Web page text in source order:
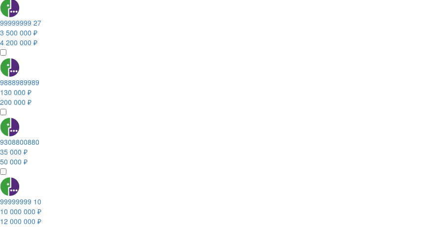
99999999 27
3 500 000 ₽
4 200 000 ₽
9888989989
130 000 ₽
200 000 ₽
9308800880
35 000 ₽
50 000 ₽
99999999 10
10 000 000 ₽
12 000 000 ₽